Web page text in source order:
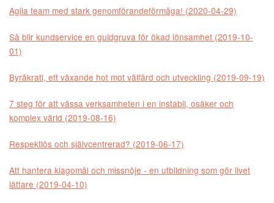
Agila team med stark genomförandeförmåga! (2020-04-29)
Så blir kundservice en guldgruva för ökad lönsamhet (2019-10-
01)
Byråkrati, ett växande hot mot välfärd och utveckling (2019-09-19)
7 steg för att vässa verksamheten i en instabil, osäker och
komplex värld (2019-08-16)
Respektlös och självcentrerad? (2019-06-17)
Att hantera klagomål och missnöje - en utbildning som gör livet
lättare (2019-04-10)